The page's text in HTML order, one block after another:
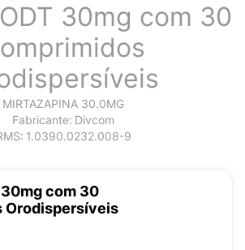
30mg com 30
MIRTAZAPINA 30.0MG
Fabricante: Divcom
1.0390.0232.008-9
com 30
Orodispersíveis